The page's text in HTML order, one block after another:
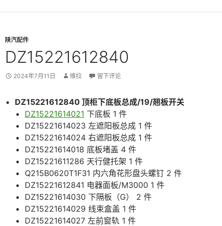
陕汽配件
DZ15221612840
2024年7月11日 维拉 留下评论
DZ15221612840 顶柜下底板总成/19/翘板开关
DZ15221614021 下底板 1 件
DZ15221614023 左遮阳板总成 1 件
DZ15221614024 右遮阳板总成 1 件
DZ15221614018 底板堵盖 4 件
DZ15221611286 天行健托架 1 件
Q215B0620T1F31 内六角花形盘头螺钉 2 件
DZ15221612841 电器面板/M3000 1 件
DZ15221614030 下隔板（G） 2 件
DZ15221614029 线束盒盖 1 件
DZ15221614027 左前窗轨 1 件